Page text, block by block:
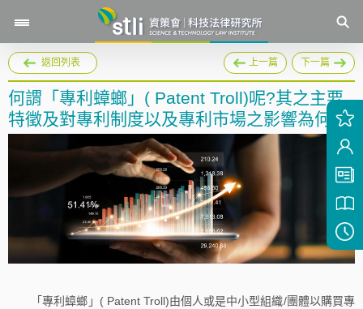
返回列表 上一篇 下一篇
何謂「專利蟑螂」( Patent Troll)呢?其之主要
特徵及對專利制度以及專利市場之影響為何?
「專利蟑螂」( Patent Troll)由個人或是中小型組織/團體以購買專